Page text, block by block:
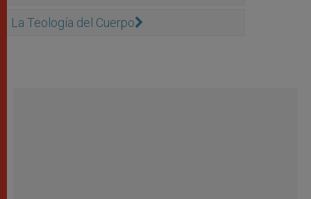
La Teología del Cuerpo